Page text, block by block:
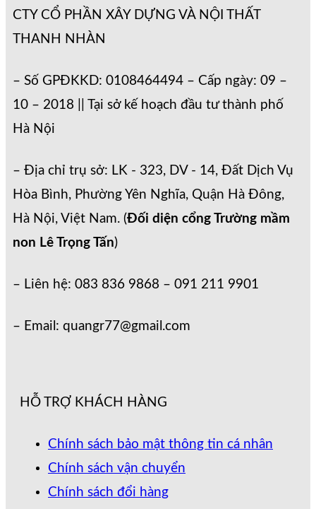
CTY CỔ PHẦN XÂY DỰNG VÀ NỘI THẤT
THANH NHÀN
– Số GPĐKKD: 0108464494 – Cấp ngày: 09 –
10 – 2018 || Tại sở kế hoạch đầu tư thành phố
Hà Nội
– Địa chỉ trụ sở: LK - 323, DV - 14, Đất Dịch Vụ
Hòa Bình, Phường Yên Nghĩa, Quận Hà Đông,
Hà Nội, Việt Nam. (Đối diện cổng Trường mầm
non Lê Trọng Tấn)
– Liên hệ: 083 836 9868 – 091 211 9901
– Email: quangr77@gmail.com
HỖ TRỢ KHÁCH HÀNG
Chính sách bảo mật thông tin cá nhân
Chính sách vận chuyển
Chính sách đổi hàng